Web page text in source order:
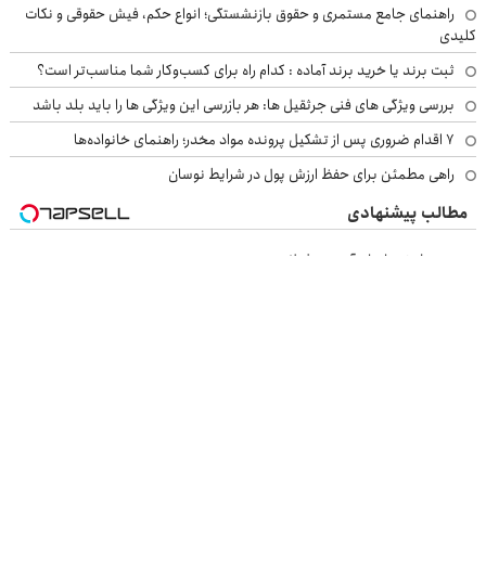
راهنمای جامع مستمری و حقوق بازنشستگی؛ انواع حکم، فیش حقوقی و نکات
کلیدی
ثبت برند یا خرید برند آماده : کدام راه برای کسب‌وکار شما مناسب‌تر است؟
بررسی ویژگی های فنی جرثقیل ها: هر بازرسی این ویژگی ها را باید بلد باشد
۷ اقدام ضروری پس از تشکیل پرونده مواد مخدر؛ راهنمای خانواده‌ها
راهی مطمئن برای حفظ ارزش پول در شرایط نوسان
مطالب پیشنهادی
خرید مطمئن انواع آهن و فولاد